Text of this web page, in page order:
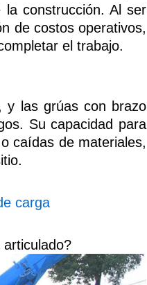
construcción. Al ser
de costos operativos,
el trabajo.
y las grúas con brazo
Su capacidad para
caídas de materiales,
carga